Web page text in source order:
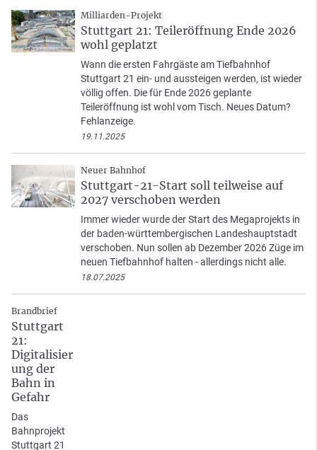
Milliarden-Projekt
Stuttgart 21: Teileröffnung Ende 2026
wohl geplatzt
Wann die ersten Fahrgäste am Tiefbahnhof
Stuttgart 21 ein- und aussteigen werden, ist wieder
völlig offen. Die für Ende 2026 geplante
Teileröffnung ist wohl vom Tisch. Neues Datum?
Fehlanzeige.
19.11.2025
Neuer Bahnhof
Stuttgart-21-Start soll teilweise auf
2027 verschoben werden
Immer wieder wurde der Start des Megaprojekts in
der baden-württembergischen Landeshauptstadt
verschoben. Nun sollen ab Dezember 2026 Züge im
neuen Tiefbahnhof halten - allerdings nicht alle.
18.07.2025
Brandbrief
Stuttgart
21:
Digitalisier
ung der
Bahn in
Gefahr
Das
Bahnprojekt
Stuttgart 21